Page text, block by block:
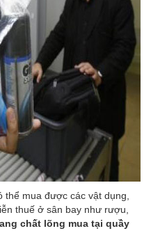
thể mua được các vật dụng,
thuế ở sân bay như rượu,
chất lõng mua tại quầy